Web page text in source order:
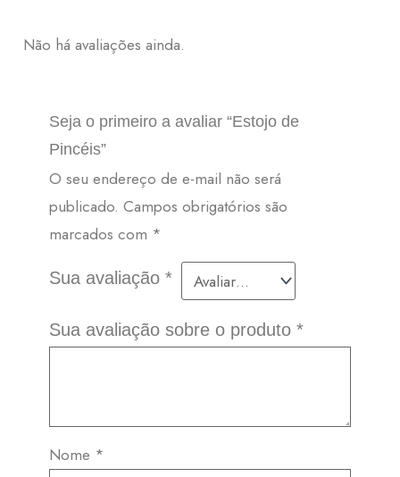
Não há avaliações ainda.
Seja o primeiro a avaliar “Estojo de
Pincéis”
O seu endereço de e-mail não será
publicado. Campos obrigatórios são
marcados com *
Sua avaliação *
Sua avaliação sobre o produto *
Nome *